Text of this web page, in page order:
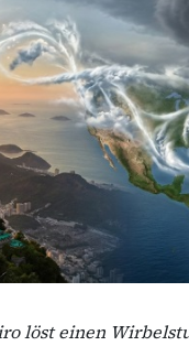
löst einen